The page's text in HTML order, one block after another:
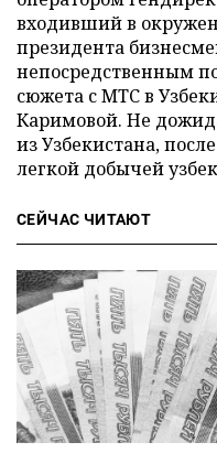
входивший в
президента
непосредственным
сюжета с МТС в
Каримовой. Не
из Узбекистана,
легкой добычей
СЕЙЧАС ЧИТАЮТ